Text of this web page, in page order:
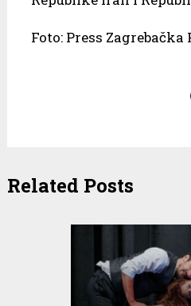
Foto: Press
Related Posts